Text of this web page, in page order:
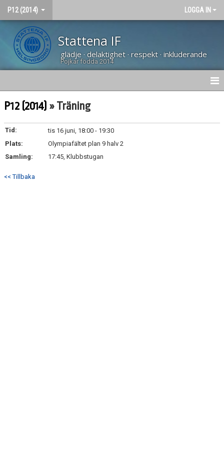
P12 (2014) LOGGA IN
Stattena IF
glädje · delaktighet · respekt · inkluderande
Pojkar födda 2014
HEM
NYHETER
KALENDER
P12 (2014) » Träning
Tid:
tis 16 juni, 18:00 - 19:30
Plats:
Olympiafältet plan 9 halv 2
Samling:
17:45, Klubbstugan
<< Tillbaka